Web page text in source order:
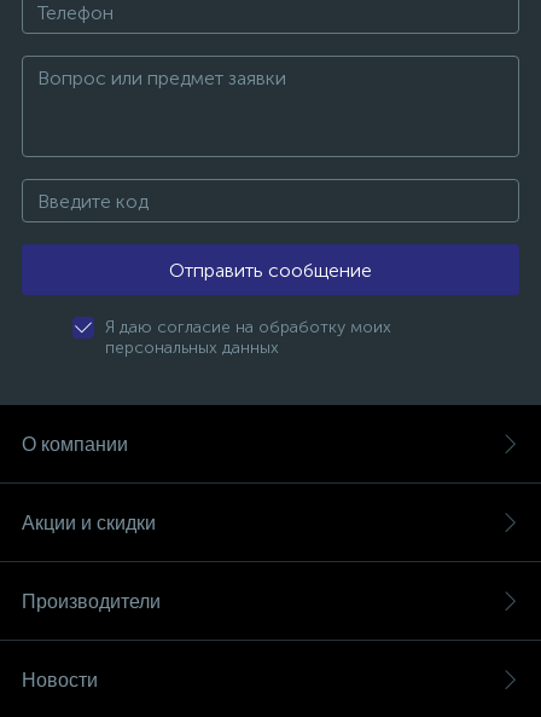
Отправить сообщение
Я даю согласие на обработку моих
персональных данных
О компании
Акции и скидки
Производители
Новости